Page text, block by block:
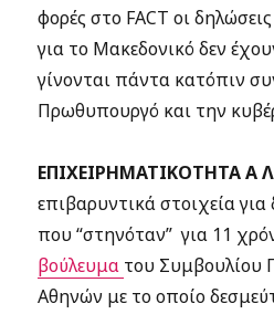
φορές στο FACT οι
για το Μακεδονικό δεν
γίνονται πάντα κατόπιν
Πρωθυπουργό και την
ΕΠΙΧΕΙΡΗΜΑΤΙΚΟΤΗΤΑ Α
επιβαρυντικά στοιχεία
που “στηνόταν” για 11
βούλευμα του Συμβουλίου
Αθηνών με το οποίο